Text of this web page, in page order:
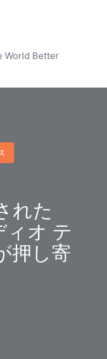
World Better
れた
オ テ
押し寄